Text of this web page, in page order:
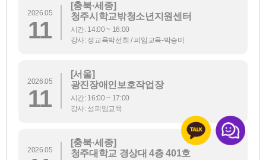
2026.05
11
[충북·세종]
청주시학교밖청소년지원센터
시간: 14:00 ~ 16:00
강사: 성교육박선희 / 피임교육-박승미
2026.05
11
[서울]
광진장애인보호작업장
시간: 16:00 ~ 17:00
강사: 성피임교육
2026.05
[충북·세종]
청주대학교 경상대 4층 401호